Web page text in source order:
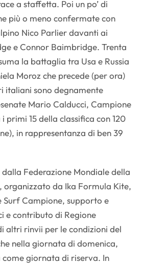
a staffetta. Poi un po’ di
più o meno confermate con
Nico Parlier davanti ai
e Connor Baimbridge. Trenta
la battaglia tra Usa e Russia
Moroz che precede (per ora)
italiani sono degnamente
Mario Calducci, Campione
primi 15 della classifica con 120
in rappresentanza di ben 39
Federazione Mondiale della
organizzato da Ika Formula Kite,
Surf Campione, supporto e
e contributo di Regione
altri rinvii per le condizioni del
nella giornata di domenica,
giornata di riserva. In